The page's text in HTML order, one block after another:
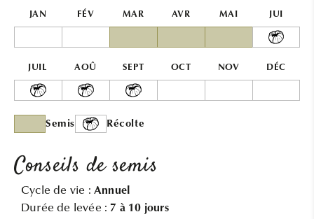
JAN FÉV MAR AVR MAI JUI
JUIL AOÛ SEPT OCT NOV DÉC
Semis Récolte
Conseils de semis
Cycle de vie : Annuel
Durée de levée : 7 à 10 jours